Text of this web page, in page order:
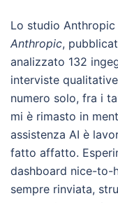
Lo studio Anthropic
Anthropic,
analizzato 132
interviste
numero solo, fra i
mi è rimasto in
assistenza AI è
fatto affatto.
dashboard nice-to-
sempre rinviata,